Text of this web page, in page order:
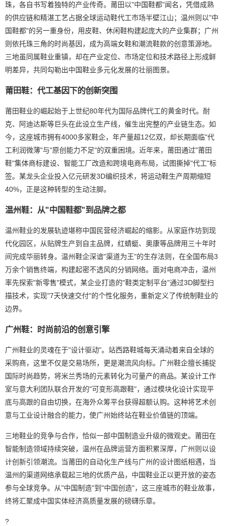
珠，各自书写着独特的产业传奇。莆田以"中国鞋都"闻名，凭借成熟
的供应链和精湛工艺占据全球运动鞋代工市场半壁江山；温州则以"中
国鞋都"的另一重身份，用皮鞋、休闲鞋构建起庞大的产业集群；广州
则依托珠三角的时尚基因，成为高端女鞋和潮流鞋款的创意策源地。
三地虽同属鞋业重镇，却在产业定位、市场定位和技术路径上形成鲜
明差异，共同勾勒出中国鞋业多元化发展的壮丽图景。
莆田鞋：代工基因下的创新突围
莆田鞋业的崛起始于上世纪80年代为国际品牌代工的黄金时代。耐
克、阿迪达斯等巨头在此设立生产线，催生出完整的产业链生态。如
今，这座城市拥有4000多家鞋企，年产量超12亿双，却长期面临"代
工利润微薄"与"原创能力不足"的双重困境。近年来，莆田通过"莆田
鞋"集体商标建设、智能工厂改造和跨境电商布局，试图撕掉"代工"标
签。某龙头企业投入亿元研发3D编织技术，将运动鞋生产周期缩短
40%，正是这种转型的生动注脚。
温州鞋：从"中国鞋都"到品牌之都
温州鞋业的发展轨迹堪称中国民营经济崛起的缩影。从家庭作坊到现
代化园区，从贴牌生产到自主品牌，红蜻蜓、奥康等品牌用三十年时
间完成华丽转身。温州鞋企深谙"渠道为王"的生存法则，在全国布局3
万余个销售终端，构建起密不透风的分销网络。面对电商冲击，温州
率先探索"新零售"模式，某企业打造的"鞋类定制平台"通过3D脚型扫
描技术，实现"7天快速交付"的个性化服务，重新定义了传统制鞋业的
边界。
广州鞋：时尚前沿的创意引擎
广州鞋业的灵魂在于"设计驱动"。站西路鞋城每天涌动着来自全球的
采购商，这里不仅是交易场所，更是潮流风向标。广州鞋企擅长捕捉
国际时尚趋势，将米兰秀场的元素转化为可量产的商品。某设计工作
室与意大利团队联合开发的"可变形高跟鞋"，通过模块化设计实现平
底与高跟的自由切换，在海外众筹平台获得超额认购。这种将艺术创
意与工业设计融合的能力，使广州始终站在鞋业价值链的顶端。
三地鞋业的竞争与合作，恰似一部中国制造业升级的微观史。莆田在
智能制造领域持续突破，温州在品牌运营方面积累深厚，广州则以设
计创新引领潮流。当莆田的自动化生产线与广州的设计图纸相遇，当
温州的渠道网络承载起三地的优质产品，中国鞋业正以更开放的姿态
参与全球竞争。从"中国制造"到"中国创造"，这三座城市的鞋业故事，
终将汇聚成中国实体经济高质量发展的磅礴乐章。
?